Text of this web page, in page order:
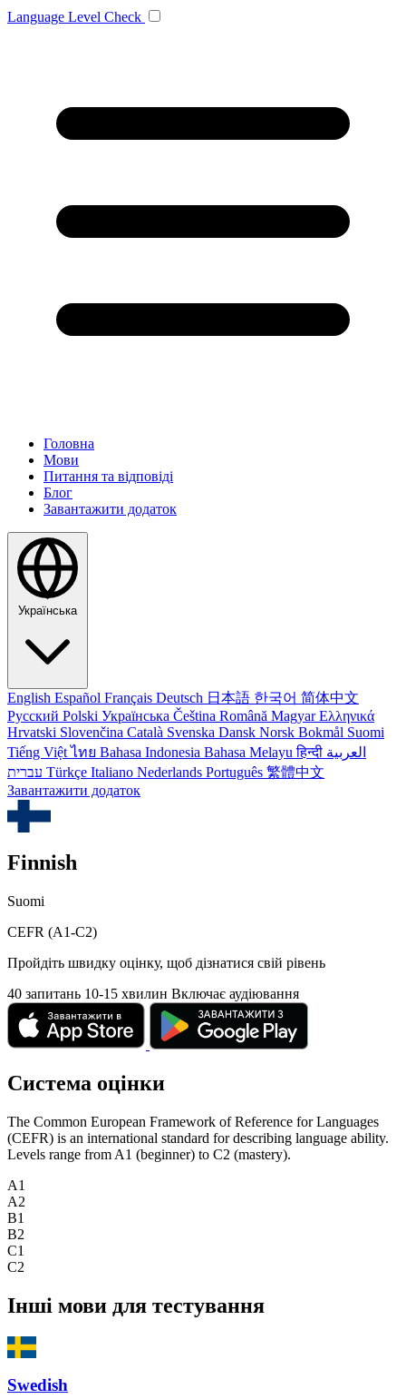
Language Level Check
Головна
Мови
Питання та відповіді
Блог
Завантажити додаток
Українська
English Español Français Deutsch 日本語 한국어 简体中文
Русский Polski Українська Čeština Română MagyarΕλληνικά
Hrvatski Slovenčina Català Svenska Dansk Norsk Bokmål Suomi
Tiếng Việtไทย Bahasa Indonesia Bahasa Melayuहिन्दी العربية
Türkçe Italiano Nederlands Português 繁體中文
Завантажити додаток
Finnish
Suomi
CEFR (A1-C2)
Пройдіть швидку оцінку, щоб дізнатися свій рівень
40 запитань 10-15 хвилин Включає аудіювання
Система оцінки
The Common European Framework of Reference for Languages
(CEFR) is an international standard for describing language ability.
Levels range from A1 (beginner) to C2 (mastery).
A1
A2
B1
B2
C1
C2
Інші мови для тестування
Swedish